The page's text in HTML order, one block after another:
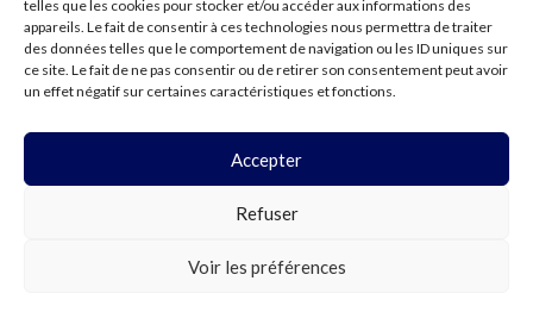
telles que les cookies pour stocker et/ou accéder aux informations des
appareils. Le fait de consentir à ces technologies nous permettra de traiter
des données telles que le comportement de navigation ou les ID uniques sur
ce site. Le fait de ne pas consentir ou de retirer son consentement peut avoir
un effet négatif sur certaines caractéristiques et fonctions.
Accepter
Refuser
Voir les préférences
notre
newsletter
COOKIES